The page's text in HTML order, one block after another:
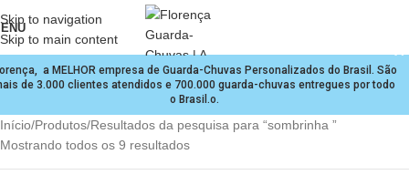
Skip to navigation
Skip to main content
a MELHOR empresa de Guarda-Chuvas Personalizados do Brasil. São
de 3.000 clientes atendidos e 700.000 guarda-chuvas entregues por todo
o Brasil.o.
Início Produtos Resultados da pesquisa para “sombrinha ”
Mostrando todos os 9 resultados